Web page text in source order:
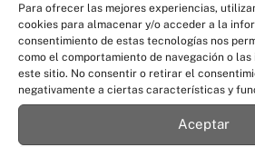
Para ofrecer las mejores experiencias,
cookies para almacenar y/o acceder a la
consentimiento de estas tecnologías nos
como el comportamiento de navegación o
este sitio. No consentir o retirar el
negativamente a ciertas características y
Aceptar